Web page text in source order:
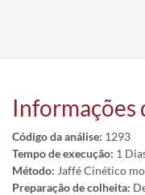
Informações
Código da análise: 1293
Tempo de execução: 1
Método: Jaffé Cinético
Preparação de colheita: